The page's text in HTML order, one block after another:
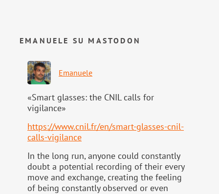
EMANUELE SU MASTODON
Emanuele
«Smart glasses: the CNIL calls for
vigilance»
https://www.cnil.fr/en/smart-glasses-cnil-
calls-vigilance
In the long run, anyone could constantly
doubt a potential recording of their every
move and exchange, creating the feeling
of being constantly observed or even